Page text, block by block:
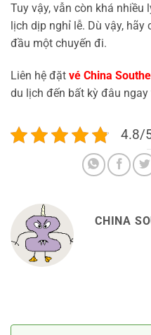
Tuy vậy, vẫn còn khá
lịch dịp nghỉ lễ. Dù vậy,
đầu một chuyến đi.
Liên hệ đặt vé China
du lịch đến bất kỳ đâu ngay
4.8/
CHINA